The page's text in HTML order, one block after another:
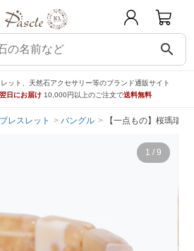
search
ット、天然石アクセサリー等のブランド通販サイト
日にお届け 10,000円以上のご注文で送料無料
ブレスレット バングル 【一点もの】桜瑪瑙
1 / 9